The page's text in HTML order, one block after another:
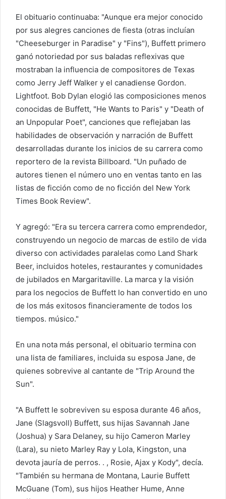
El obituario continuaba: "Aunque era mejor conocido
por sus alegres canciones de fiesta (otras incluían
"Cheeseburger in Paradise" y "Fins"), Buffett primero
ganó notoriedad por sus baladas reflexivas que
mostraban la influencia de compositores de Texas
como Jerry Jeff Walker y el canadiense Gordon.
Lightfoot. Bob Dylan elogió las composiciones menos
conocidas de Buffett, "He Wants to Paris" y "Death of
an Unpopular Poet", canciones que reflejaban las
habilidades de observación y narración de Buffett
desarrolladas durante los inicios de su carrera como
reportero de la revista Billboard. "Un puñado de
autores tienen el número uno en ventas tanto en las
listas de ficción como de no ficción del New York
Times Book Review".
Y agregó: "Era su tercera carrera como emprendedor,
construyendo un negocio de marcas de estilo de vida
diverso con actividades paralelas como Land Shark
Beer, incluidos hoteles, restaurantes y comunidades
de jubilados en Margaritaville. La marca y la visión
para los negocios de Buffett lo han convertido en uno
de los más exitosos financieramente de todos los
tiempos. músico."
En una nota más personal, el obituario termina con
una lista de familiares, incluida su esposa Jane, de
quienes sobrevive al cantante de "Trip Around the
Sun".
"A Buffett le sobreviven su esposa durante 46 años,
Jane (Slagsvoll) Buffett, sus hijas Savannah Jane
(Joshua) y Sara Delaney, su hijo Cameron Marley
(Lara), su nieto Marley Ray y Lola, Kingston, una
devota jauría de perros. . , Rosie, Ajax y Kody", decía.
"También su hermana de Montana, Laurie Buffett
McGuane (Tom), sus hijos Heather Hume, Anne